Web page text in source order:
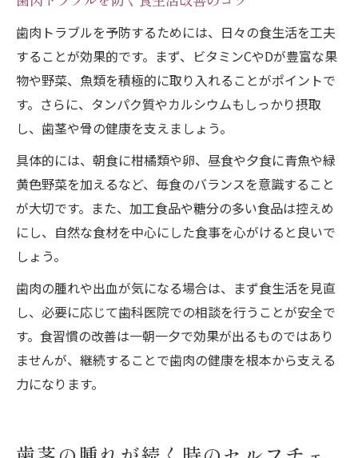
歯肉トラブルを予防するためには、日々の食生活を工夫
することが効果的です。まず、ビタミンCやDが豊富な果
物や野菜、魚類を積極的に取り入れることがポイントで
す。さらに、タンパク質やカルシウムもしっかり摂取
し、歯茎や骨の健康を支えましょう。
具体的には、朝食に柑橘類や卵、昼食や夕食に青魚や緑
黄色野菜を加えるなど、毎食のバランスを意識すること
が大切です。また、加工食品や糖分の多い食品は控えめ
にし、自然な食材を中心にした食事を心がけると良いで
しょう。
歯肉の腫れや出血が気になる場合は、まず食生活を見直
し、必要に応じて歯科医院での相談を行うことが安全で
す。食習慣の改善は一朝一夕で効果が出るものではあり
ませんが、継続することで歯肉の健康を根本から支える
力になります。